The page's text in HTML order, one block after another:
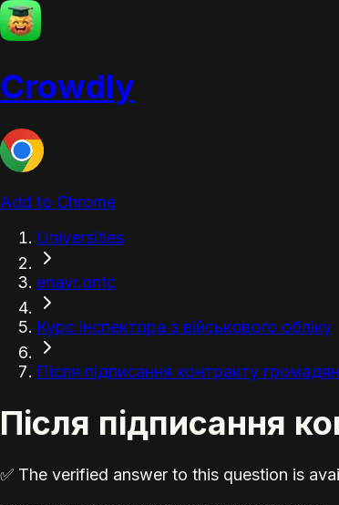
Crowdly
Add to Chrome
Universities
enavr.ontc
Курс інспектора з військового обліку
Після підписання контракту
Після підписання
✅ The verified answer to this question is